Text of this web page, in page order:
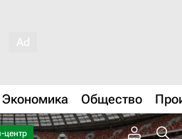
Экономика Общество
центр